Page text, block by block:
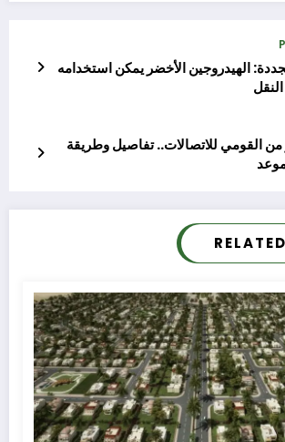
الهيدروجين الأخضر يمكن استخدامه
أشهر من القومي للاتصالات.. تفاصيل وطريقة